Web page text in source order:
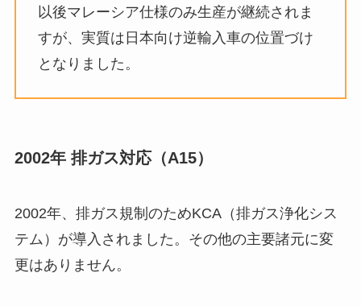
以後マレーシア仕様のみ生産が継続されま
すが、実質は日本向け逆輸入車の位置づけ
となりました。
2002年 排ガス対応（A15）
2002年、排ガス規制のためKCA（排ガス浄化シス
テム）が導入されました。その他の主要諸元に変
更はありません。